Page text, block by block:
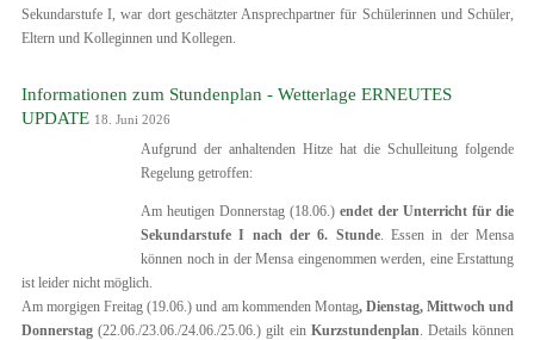
Sekundarstufe I, war dort geschätzter Ansprechpartner für Schülerinnen und Schüler,
Eltern und Kolleginnen und Kollegen.
Informationen zum Stundenplan - Wetterlage ERNEUTES
UPDATE 18. Juni 2026
Aufgrund der anhaltenden Hitze hat die Schulleitung folgende
Regelung getroffen:
Am heutigen Donnerstag (18.06.) endet der Unterricht für die
Sekundarstufe I nach der 6. Stunde. Essen in der Mensa
können noch in der Mensa eingenommen werden, eine Erstattung
ist leider nicht möglich.
Am morgigen Freitag (19.06.) und am kommenden Montag, Dienstag, Mittwoch und
Donnerstag (22.06./23.06./24.06./25.06.) gilt ein Kurzstundenplan . Details können